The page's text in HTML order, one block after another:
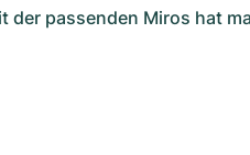
der passenden Miros hat